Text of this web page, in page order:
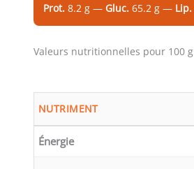
Prot. 8.2 g — Gluc. 65.2 g — Lip.
Valeurs nutritionnelles pour 100 g
NUTRIMENT
Énergie